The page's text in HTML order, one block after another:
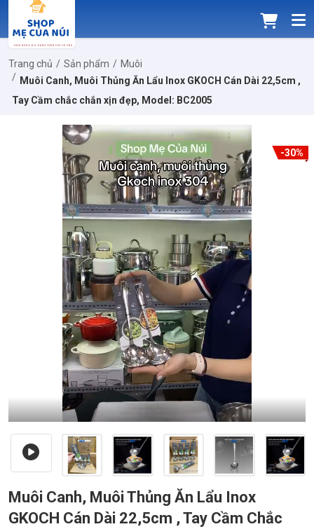
Trang chủ Sản phẩm
Muôi
Muôi Canh, Muôi Thủng Ăn Lẩu Inox GKOCH Cán Dài 22,5cm ,
Tay Cầm chắc chắn xịn đẹp, Model: BC2005
-30%
Muôi Canh, Muôi Thủng Ăn Lẩu Inox
GKOCH Cán Dài 22,5cm , Tay Cầm Chắc